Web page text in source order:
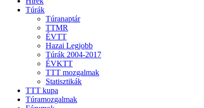
Túrák
Túranaptár
TTMR
ÉVTT
Hazai Legjobb
Túrák 2004-2017
ÉVKTT
TTT mozgalmak
Statisztikák
TTT kupa
Túramozgalmak